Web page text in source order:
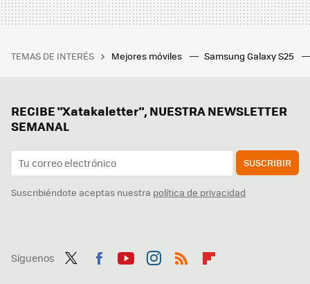
TEMAS DE INTERÉS Mejores móviles Samsung Galaxy S25
RECIBE "Xatakaletter", NUESTRA NEWSLETTER
SEMANAL
SUSCRIBIR
Suscribiéndote aceptas nuestra política de privacidad
Síguenos